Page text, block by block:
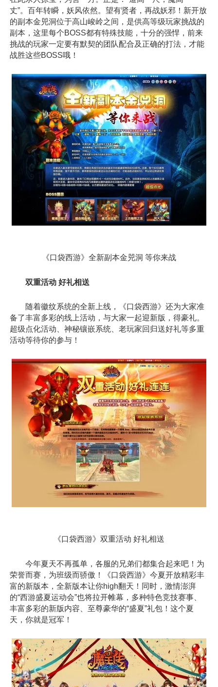
丈”。百年转瞬，妖风依然。望有贤者，再战妖邪！新开放
的副本金兕洞位于高山峻岭之间，是供高等级玩家挑战的
副本，这里每个BOSS都有特殊技能，十分的强悍，前来
挑战的玩家一定要有默契的团队配合及正确的打法，才能
战胜这些BOSS哦！
《口袋西游》全新副本金兕洞 等你来战
双重活动 好礼相送
随着徽纹系统的全新上线，《口袋西游》还为大家准
备了丰富多彩的线上活动，与大家一起迎新版，得豪礼。
超级点化活动、神秘镶嵌系统、老玩家回归送好礼等多重
活动等待你的参与！
《口袋西游》双重活动 好礼相送
今年夏天不再孤单，各服的兄弟们都集合起来吧！为
荣誉而赛，为班级而骄傲！《口袋西游》今夏开放精彩丰
富的新版本，全新版本让你high翻天！同时，激情澎湃
的“西游盛夏运动会”也将拉开帷幕，多种特色竞技赛事、
丰富多彩的新版内容、至尊豪华的“盛夏”礼包！这个夏
天，你就是冠军！